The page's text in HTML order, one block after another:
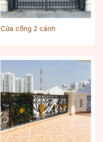
Cửa cổng 2 cánh